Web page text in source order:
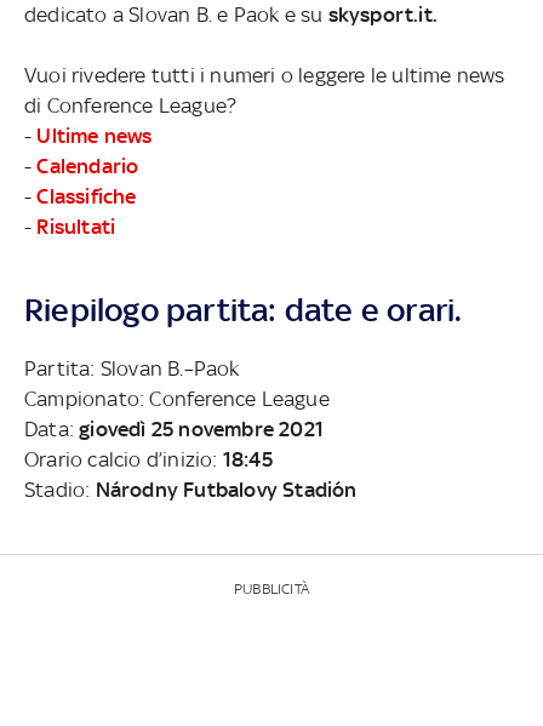
dedicato a Slovan B. e Paok e su skysport.it.
Vuoi rivedere tutti i numeri o leggere le ultime news
di Conference League?
- Ultime news
-Calendario
-Classifiche
- Risultati
Riepilogo partita: date e orari.
Partita: Slovan B.–Paok
Campionato: Conference League
Data:giovedì 25 novembre 2021
Orario calcio d’inizio: 18:45
Stadio: Národny Futbalovy Stadión
PUBBLICITÀ